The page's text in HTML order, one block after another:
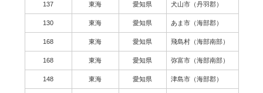
137 東海 愛知県 犬山市（丹羽郡）
130 東海 愛知県 あま市（海部郡）
168 東海 愛知県 飛島村（海部南部）
168 東海 愛知県 弥富市（海部南部）
148 東海 愛知県 津島市（海部郡）